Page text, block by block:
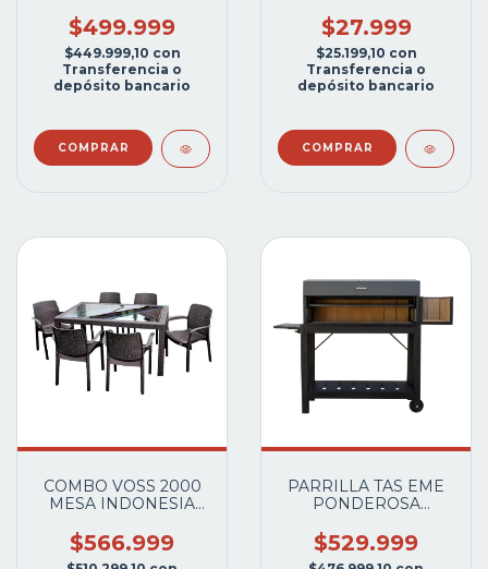
$499.999
$449.999,10 con
Transferencia o
depósito bancario
$27.999
$25.199,10 con
Transferencia o
depósito bancario
COMBO VOSS 2000
MESA INDONESIA
VIDRIO Y 6 SILLAS
GUINEA
$566.999
PARRILLA TAS EME
PONDEROSA
C/TAPA C/TEJUELAS
REFRACT.EN PISO
$529.999